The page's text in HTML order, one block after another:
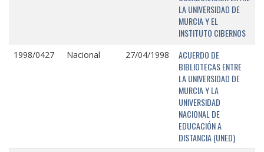
LA UNIVERSIDAD DE
MURCIA Y EL
INSTITUTO CIBERNOS
1998/0427 Nacional 27/04/1998
ACUERDO DE
BIBLIOTECAS ENTRE
LA UNIVERSIDAD DE
MURCIA Y LA
UNIVERSIDAD
NACIONAL DE
EDUCACIÓN A
DISTANCIA (UNED)